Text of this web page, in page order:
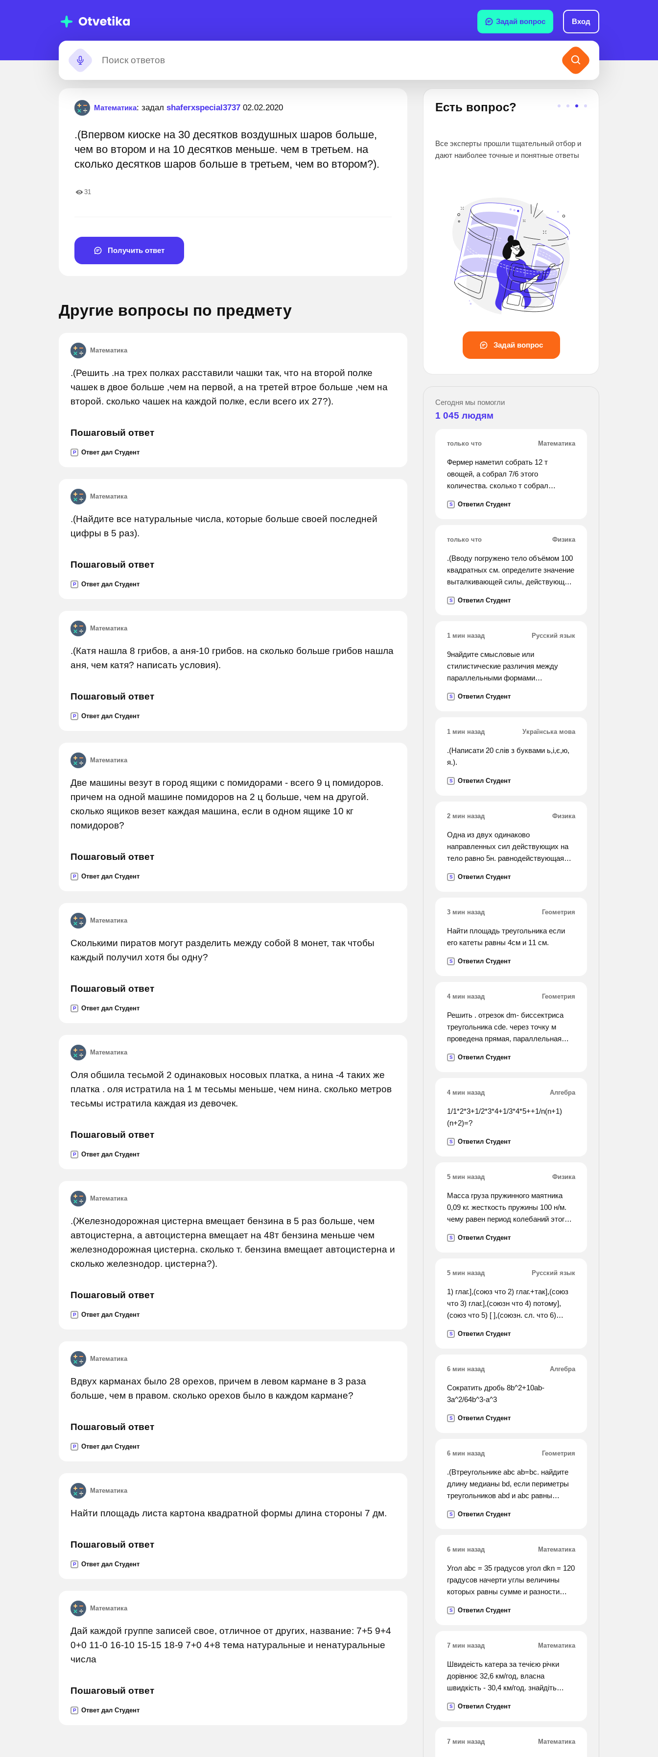
Задай вопрос Вход
Математика: задал shaferxspecial3737 02.02.2020
.(Впервом киоске на 30 десятков воздушных шаров больше,
чем во втором и на 10 десятков меньше. чем в третьем. на
сколько десятков шаров больше в третьем, чем во втором?).
31
Получить ответ
Другие вопросы по предмету
Математика
.(Решить .на трех полках расставили чашки так, что на второй полке
чашек в двое больше ,чем на первой, а на третей втрое больше ,чем на
второй. сколько чашек на каждой полке, если всего их 27?).
Пошаговый ответ
P Ответ дал Студент
Математика
.(Найдите все натуральные числа, которые больше своей последней
цифры в 5 раз).
Пошаговый ответ
P Ответ дал Студент
Математика
.(Катя нашла 8 грибов, а аня-10 грибов. на сколько больше грибов нашла
аня, чем катя? написать условия).
Пошаговый ответ
P Ответ дал Студент
Математика
Две машины везут в город ящики с помидорами - всего 9 ц помидоров.
причем на одной машине помидоров на 2 ц больше, чем на другой.
сколько ящиков везет каждая машина, если в одном ящике 10 кг
помидоров?
Пошаговый ответ
P Ответ дал Студент
Математика
Сколькими пиратов могут разделить между собой 8 монет, так чтобы
каждый получил хотя бы одну?
Пошаговый ответ
P Ответ дал Студент
Математика
Оля обшила тесьмой 2 одинаковых носовых платка, а нина -4 таких же
платка . оля истратила на 1 м тесьмы меньше, чем нина. сколько метров
тесьмы истратила каждая из девочек.
Пошаговый ответ
P Ответ дал Студент
Математика
.(Железнодорожная цистерна вмещает бензина в 5 раз больше, чем
автоцистерна, а автоцистерна вмещает на 48т бензина меньше чем
железнодорожная цистерна. сколько т. бензина вмещает автоцистерна и
сколько железнодор. цистерна?).
Пошаговый ответ
P Ответ дал Студент
Математика
Вдвух карманах было 28 орехов, причем в левом кармане в 3 раза
больше, чем в правом. сколько орехов было в каждом кармане?
Пошаговый ответ
P Ответ дал Студент
Математика
Найти площадь листа картона квадратной формы длина стороны 7 дм.
Пошаговый ответ
P Ответ дал Студент
Математика
Дай каждой группе записей свое, отличное от других, название: 7+5 9+4
0+0 11-0 16-10 15-15 18-9 7+0 4+8 тема натуральные и ненатуральные
числа
Пошаговый ответ
P Ответ дал Студент
и студентов, которым мы уже
Вы гарантированно улучшите свои
Задай вопрос
Помощь с
заданиями
Застрял?
Лучшие эксперты готовы помочь 24 часа
Есть вопрос?
Все эксперты прошли тщательный отбор и
дают наиболее точные и понятные ответы
Задай вопрос
2 000 000+
Сегодня мы помогли
1 045 людям
только что Математика
Фермер наметил собрать 12 т
овощей, а собрал 7/6 этого
количества. сколько т собрал
S Ответил Студент
только что Физика
.(Вводу погружено тело объёмом 100
квадратных см. определите значение
выталкивающей силы, действующей
(кубический).).
S Ответил Студент
1 мин назад Русский язык
9найдите смысловые или
стилистические различия между
параллельными формами
связаны с нарушением норм
девушек — четыре
девушки, семеро козлят — семь
козлят, двое профессоров — два
двум друзьям,
S Ответил Студент
1 мин назад Українська мова
.(Написати 20 слів з буквами ь,і,є,ю,
я.).
S Ответил Студент
2 мин назад Физика
Одна из двух одинаково
направленных сил действующих на
тело равно 5н. равнодействующая
действующую на тело. выполнить
S Ответил Студент
3 мин назад Геометрия
Найти площадь треугольника если
его катеты равны 4см и 11 см.
S Ответил Студент
4 мин назад Геометрия
Решить . отрезок dm- биссектриса
треугольника cde. через точку м
проведена прямая, параллельная
deв точке n. найдите углы
S Ответил Студент
4 мин назад Алгебра
1/1*2*3+1/2*3*4+1/3*4*5++1/n(n+1)
(n+2)=?
S Ответил Студент
5 мин назад Физика
Масса груза пружинного маятника
0,09 кг. жесткость пружины 100 н/м.
чему равен период колебаний этого
S Ответил Студент
5 мин назад Русский язык
1) глаг.],(союз что 2) глаг.+так],(союз
что 3) глаг.],(союзн что 4) потому],
(союз что 5) [ ],(союзн. сл. что 6)
предложения по схемам, определить
S Ответил Студент
6 мин назад Алгебра
Сократить дробь 8b^2+10ab-
3a^2/64b^3-a^3
S Ответил Студент
6 мин назад Геометрия
.(Втреугольнике abc ab=bc. найдите
длину медианы bd, если периметры
треугольников abd и abc равны
S Ответил Студент
6 мин назад Математика
Угол abc = 35 градусов угол dkn = 120
градусов начерти углы величины
которых равны сумме и разности
S Ответил Студент
7 мин назад Математика
Швидеість катера за течією річки
дорівнює 32,6 км/год, власна
швидкість - 30,4 км/год. знайдіть
проти течії річки
S Ответил Студент
7 мин назад Математика